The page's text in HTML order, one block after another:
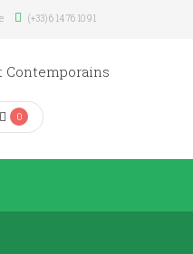
(+33) 6 14 76 10 91
0